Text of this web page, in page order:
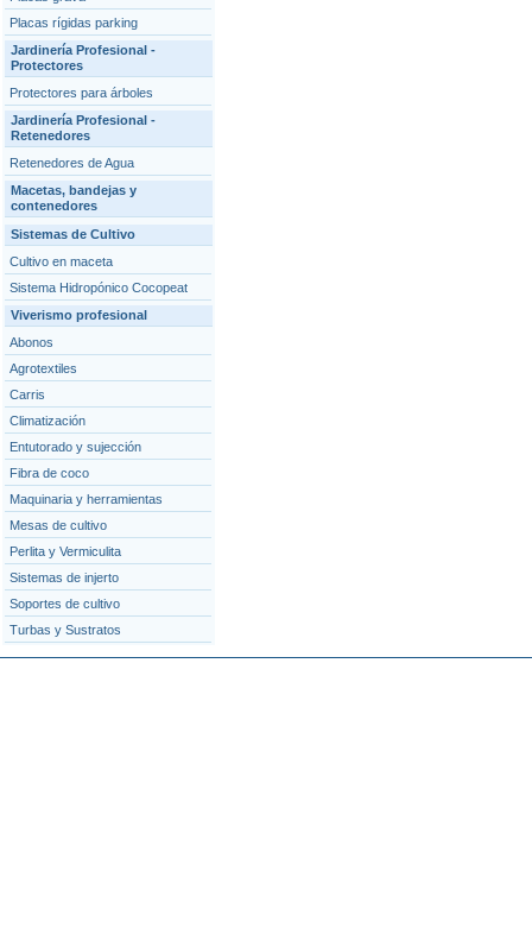
Placas rígidas parking
Jardinería Profesional -
Protectores
Protectores para árboles
Jardinería Profesional -
Retenedores
Retenedores de Agua
Macetas, bandejas y
contenedores
Sistemas de Cultivo
Cultivo en maceta
Sistema Hidropónico Cocopeat
Viverismo profesional
Abonos
Agrotextiles
Carris
Climatización
Entutorado y sujección
Fibra de coco
Maquinaria y herramientas
Mesas de cultivo
Perlita y Vermiculita
Sistemas de injerto
Soportes de cultivo
Turbas y Sustratos